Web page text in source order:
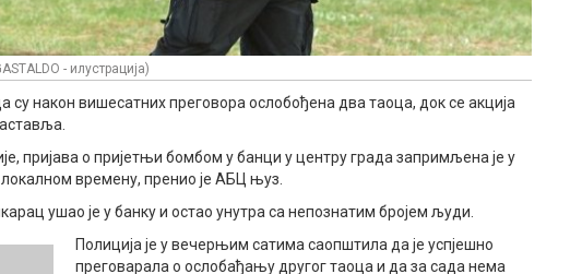
- илустрација)
су након вишесатних преговора ослобођена два таоца, док се акција
пријава о пријетњи бомбом у банци у центру града запримљена је у
времену, пренио је АБЦ њуз.
ушао је у банку и остао унутра са непознатим бројем људи.
Полиција је у вечерњим сатима саопштила да је успјешно
преговарала о ослобађању другог таоца и да за сада нема